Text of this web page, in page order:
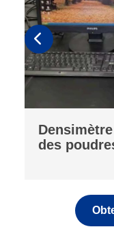
analyseur